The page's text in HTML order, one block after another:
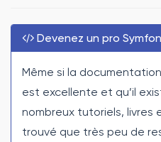
Devenez un pro
Même si la
est excellente et qu’il
nombreux tutoriels, livres
trouvé que très peu de